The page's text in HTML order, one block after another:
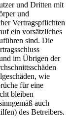
und Dritten mit
und
Vertragspflichten
ein vorsätzliches
sind. Die
im Übrigen der
wie
für eine
bleiben
auch
des Betreibers.